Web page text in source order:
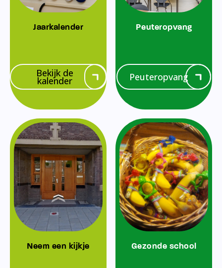
Jaarkalender
Bekijk de
kalender
Peuteropvang
Peuteropvang
Neem een kijkje Gezonde school